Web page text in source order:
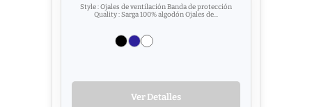
Style : Ojales de ventilación Banda de protección
Quality : Sarga 100% algodón Ojales de...
Ver Detalles